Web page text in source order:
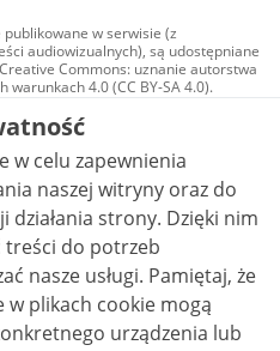
w serwisie (z
audiowizualnych), są udostępniane
Commons: uznanie autorstwa
warunkach 4.0 (CC BY-SA 4.0).
w tym zdjęcia, materiały
udostępniane na licencji typu
uznanie autorstwa użycie
utworów zależnych 4.0 (CC BY-
nie jest to stwierdzone inaczej.
w celu zapewnienia
naszej witryny oraz do
strony. Dzięki nim
treści do potrzeb
Pamiętaj, że
plikach cookie mogą
urządzenia lub